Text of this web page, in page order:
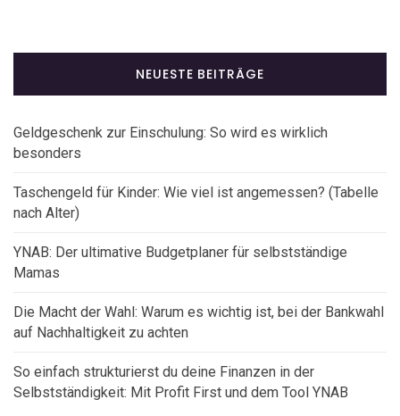
NEUESTE BEITRÄGE
Geldgeschenk zur Einschulung: So wird es wirklich
besonders
Taschengeld für Kinder: Wie viel ist angemessen? (Tabelle
nach Alter)
YNAB: Der ultimative Budgetplaner für selbstständige
Mamas
Die Macht der Wahl: Warum es wichtig ist, bei der Bankwahl
auf Nachhaltigkeit zu achten
So einfach strukturierst du deine Finanzen in der
Selbstständigkeit: Mit Profit First und dem Tool YNAB